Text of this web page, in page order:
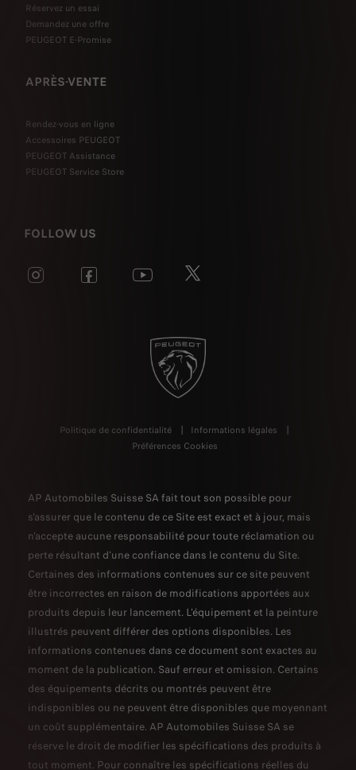
Réservez un essai
Demandez une offre
PEUGEOT E-Promise
APRÈS-VENTE
Rendez-vous en ligne
Accessoires PEUGEOT
PEUGEOT Assistance
PEUGEOT Service Store
FOLLOW US
Politique de confidentialité
Informations légales
Préférences Cookies
AP Automobiles Suisse SA fait tout son possible pour
s'assurer que le contenu de ce Site est exact et à jour, mais
n'accepte aucune responsabilité pour toute réclamation ou
perte résultant d'une confiance dans le contenu du Site.
Certaines des informations contenues sur ce site peuvent
être incorrectes en raison de modifications apportées aux
produits depuis leur lancement. L'équipement et la peinture
illustrés peuvent différer des options disponibles. Les
informations contenues dans ce document sont exactes au
moment de la publication. Sauf erreur et omission. Certains
des équipements décrits ou montrés peuvent être
indisponibles ou ne peuvent être disponibles que moyennant
un coût supplémentaire. AP Automobiles Suisse SA se
réserve le droit de modifier les spécifications des produits à
tout moment. Pour connaître les spécifications réelles du